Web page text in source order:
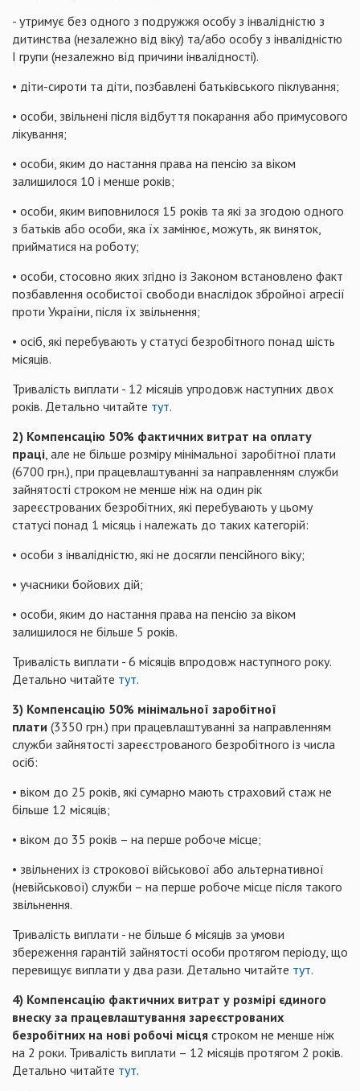
- утримує без одного з подружжя особу з інвалідністю з
дитинства (незалежно від віку) та/або особу з інвалідністю
I групи (незалежно від причини інвалідності).
• діти-сироти та діти, позбавлені батьківського піклування;
• особи, звільнені після відбуття покарання або примусового
лікування;
• особи, яким до настання права на пенсію за віком
залишилося 10 і менше років;
• особи, яким виповнилося 15 років та які за згодою одного
з батьків або особи, яка їх замінює, можуть, як виняток,
прийматися на роботу;
• особи, стосовно яких згідно із Законом встановлено факт
позбавлення особистої свободи внаслідок збройної агресії
проти України, після їх звільнення;
• осіб, які перебувають у статусі безробітного понад шість
місяців.
Тривалість виплати - 12 місяців упродовж наступних двох
років. Детально читайте тут.
2) Компенсацію 50% фактичних витрат на оплату
праці, але не більше розміру мінімальної заробітної плати
(6700 грн.), при працевлаштуванні за направленням служби
зайнятості строком не менше ніж на один рік
зареєстрованих безробітних, які перебувають у цьому
статусі понад 1 місяць і належать до таких категорій:
• особи з інвалідністю, які не досягли пенсійного віку;
• учасники бойових дій;
• особи, яким до настання права на пенсію за віком
залишилося не більше 5 років.
Тривалість виплати - 6 місяців впродовж наступного року.
Детально читайте тут.
3) Компенсацію 50% мінімальної заробітної
плати (3350 грн.) при працевлаштуванні за направленням
служби зайнятості зареєстрованого безробітного із числа
осіб:
• віком до 25 років, які сумарно мають страховий стаж не
більше 12 місяців;
• віком до 35 років – на перше робоче місце;
• звільнених із строкової військової або альтернативної
(невійськової) служби – на перше робоче місце після такого
звільнення.
Тривалість виплати - не більше 6 місяців за умови
збереження гарантій зайнятості особи протягом періоду, що
перевищує виплати у два рази. Детально читайте тут.
4) Компенсацію фактичних витрат у розмірі єдиного
внеску за працевлаштування зареєстрованих
безробітних на нові робочі місця строком не менше ніж
на 2 роки. Тривалість виплати – 12 місяців протягом 2 років.
Детально читайте тут.